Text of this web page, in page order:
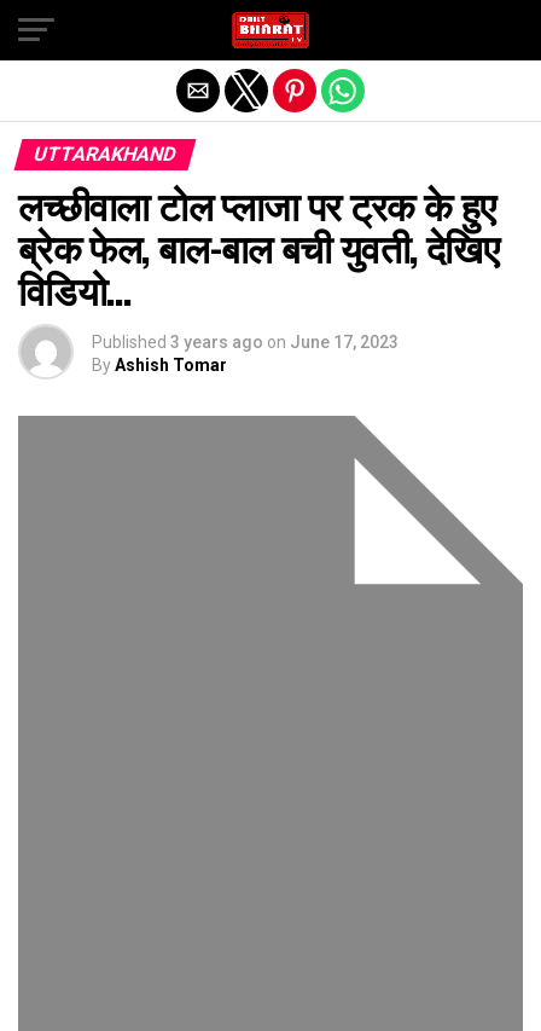
UTTARAKHAND
लच्छीवाला टोल प्लाजा पर ट्रक के हुए
ब्रेक फेल, बाल-बाल बची युवती, देखिए
विडियो…
Published 3 years ago on June 17, 2023
ByAshish Tomar
Exit mobile version